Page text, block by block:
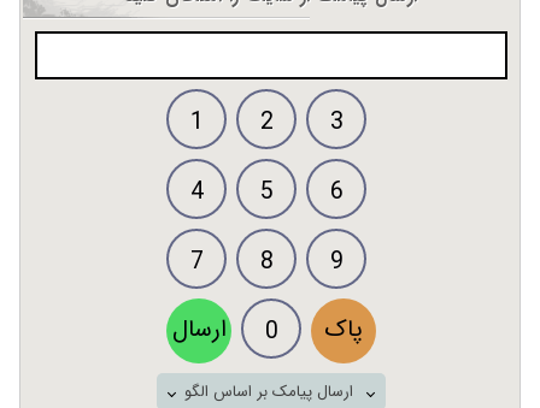
1 2
3
4
5
6
7
8
9
ارسال
0 پاک
ارسال پیامک بر اساس الگو